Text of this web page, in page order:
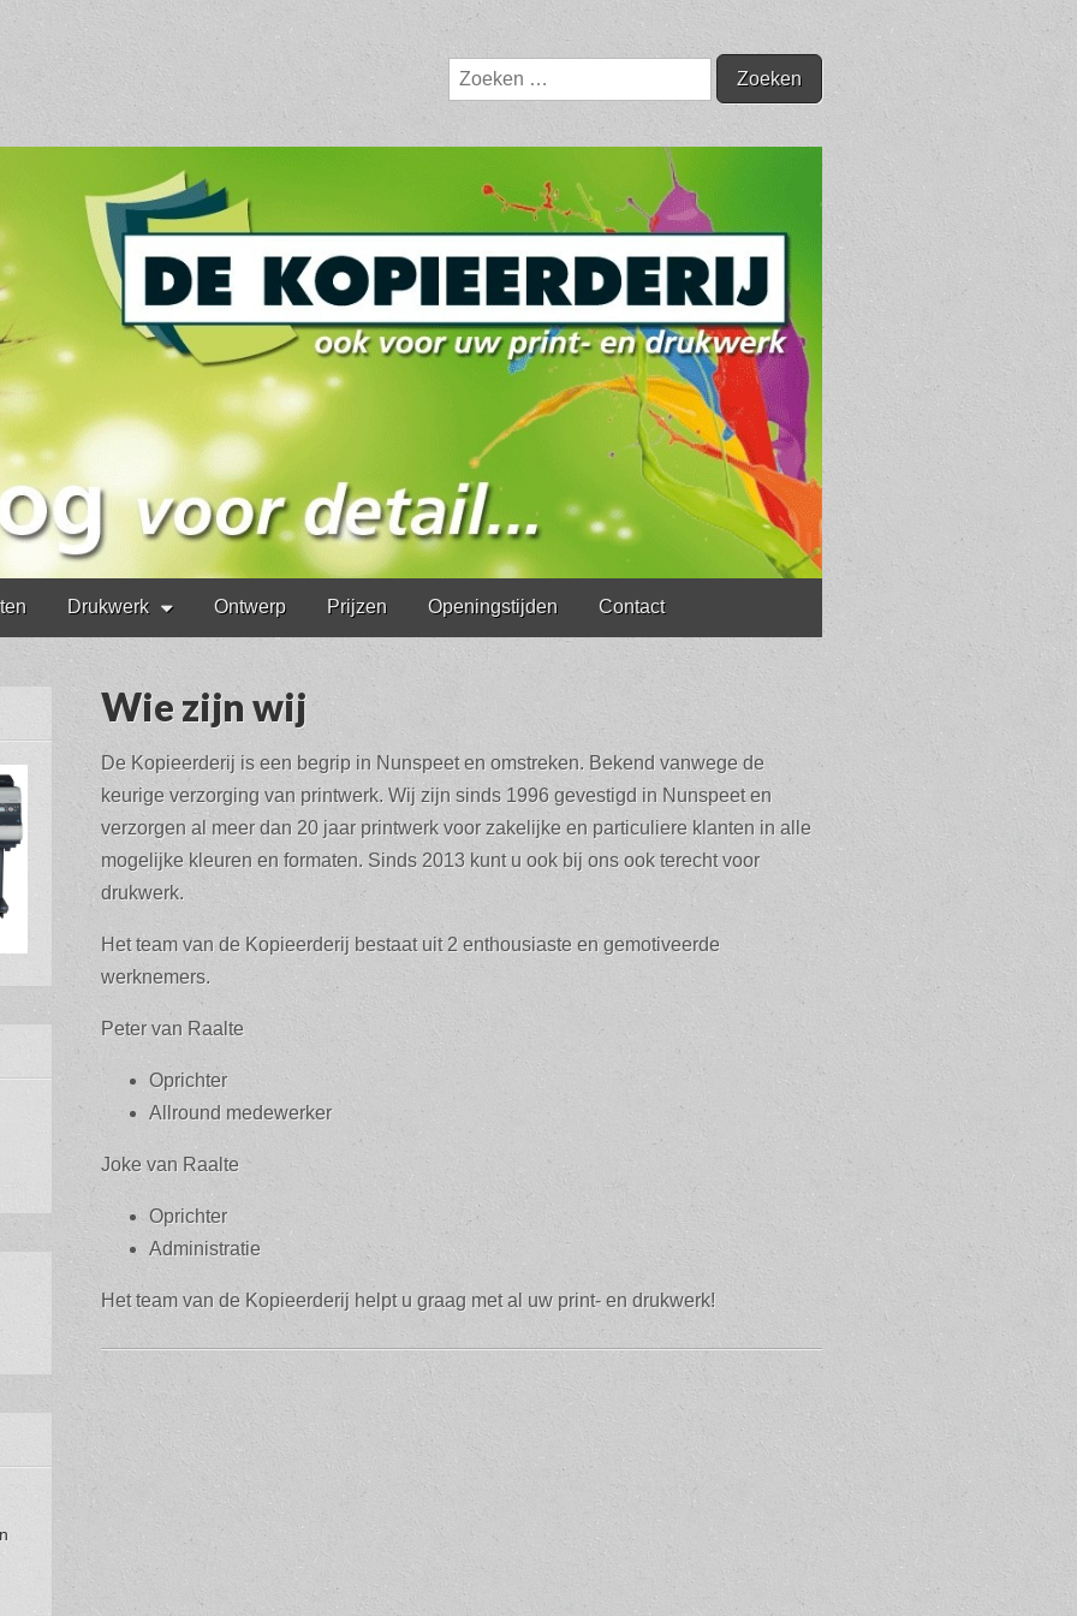
Nunspeet
Zoeken
naar:
Drukwerk Ontwerp Prijzen Openingstijden Contact
Wie zijn wij
De Kopieerderij is een begrip in Nunspeet en omstreken. Bekend vanwege de
keurige verzorging van printwerk. Wij zijn sinds 1996 gevestigd in Nunspeet en
verzorgen al meer dan 20 jaar printwerk voor zakelijke en particuliere klanten in alle
mogelijke kleuren en formaten. Sinds 2013 kunt u ook bij ons ook terecht voor
drukwerk.
Het team van de Kopieerderij bestaat uit 2 enthousiaste en gemotiveerde
werknemers.
Peter van Raalte
Oprichter
Allround medewerker
Joke van Raalte
Oprichter
Administratie
Het team van de Kopieerderij helpt u graag met al uw print- en drukwerk!